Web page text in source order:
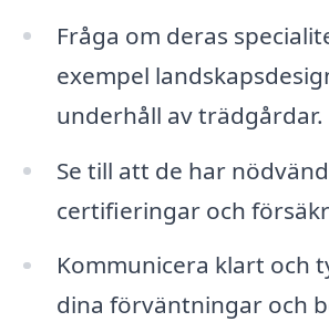
Fråga om deras
exempel
underhåll av trädgårdar.
Se till att de har
certifieringar och
Kommunicera klart och
dina förväntningar och